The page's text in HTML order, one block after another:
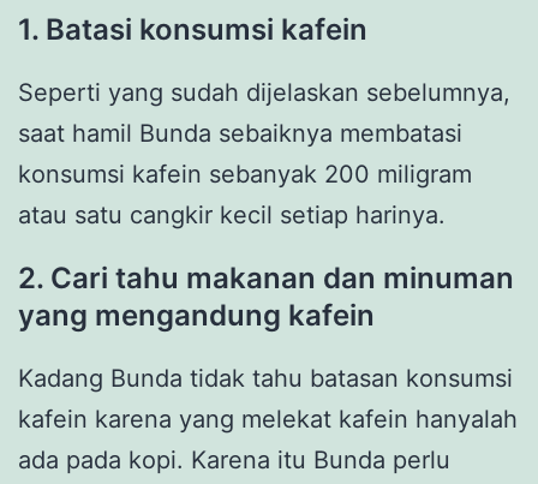
1. Batasi konsumsi kafein
Seperti yang sudah dijelaskan sebelumnya,
saat hamil Bunda sebaiknya membatasi
konsumsi kafein sebanyak 200 miligram
atau satu cangkir kecil setiap harinya.
2. Cari tahu makanan dan minuman
yang mengandung kafein
Kadang Bunda tidak tahu batasan konsumsi
kafein karena yang melekat kafein hanyalah
ada pada kopi. Karena itu Bunda perlu